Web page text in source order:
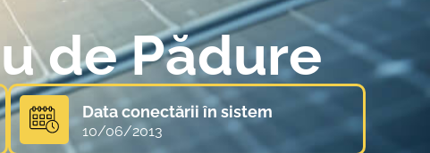
de Pădure
Data conectării în sistem
10/06/2013